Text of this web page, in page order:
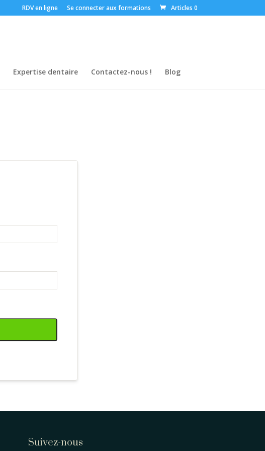
RDV en ligne Se connecter aux formations Articles 0
Expertise dentaire Contactez-nous ! Blog
Suivez-nous